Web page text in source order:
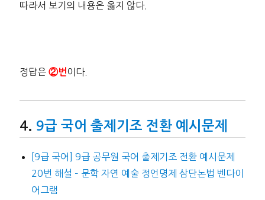
따라서 보기의 내용은 옳지 않다.
정답은②번 이다.
9급 국어 출제기조 전환 예시문제
[9급 국어] 9급 공무원 국어 출제기조 전환 예시문제
20번 해설 – 문학 자연 예술 정언명제 삼단논법 벤다이
어그램